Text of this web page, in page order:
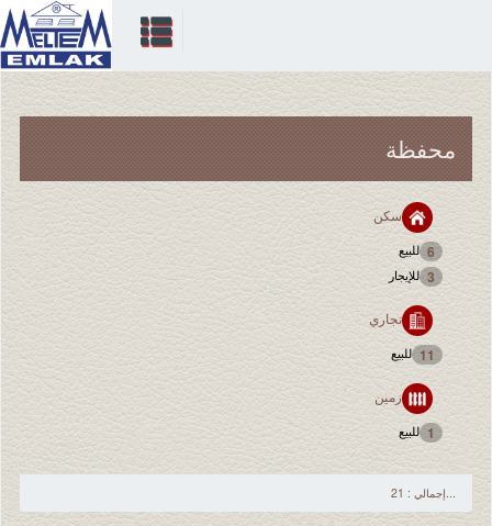
محفظة
سكن
للبيع 6
للإيجار 3
تجاري
للبيع 11
زمین
للبيع 1
...إجمالي : 21